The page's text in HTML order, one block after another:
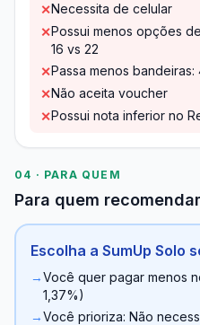
✕Necessita de celular
✕Possui menos opções
16 vs 22
✕Passa menos
✕Não aceita voucher
✕Possui nota inferior no
04 · PARA QUEM
Para quem
Escolha a SumUp Solo
→Você quer pagar menos
1,37%)
→Você prioriza: Não